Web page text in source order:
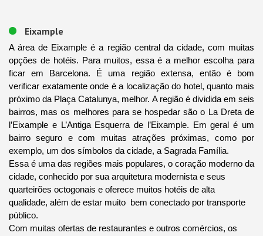
Eixample
A área de Eixample é a região central da cidade, com muitas
opções de hotéis. Para muitos, essa é a melhor escolha para
ficar em Barcelona. É uma região extensa, então é bom
verificar exatamente onde é a localização do hotel, quanto mais
próximo da Plaça Catalunya, melhor. A região é dividida em seis
bairros, mas os melhores para se hospedar são o La Dreta de
l’Eixample e L’Antiga Esquerra de l’Eixample. Em geral é um
bairro seguro e com muitas atrações próximas, como por
exemplo, um dos símbolos da cidade, a Sagrada Família.
Essa é uma das regiões mais populares, o coração moderno da
cidade, conhecido por sua arquitetura modernista e seus
quarteirões octogonais e oferece muitos hotéis de alta
qualidade, além de estar muito bem conectado por transporte
público.
Com muitas ofertas de restaurantes e outros comércios, os